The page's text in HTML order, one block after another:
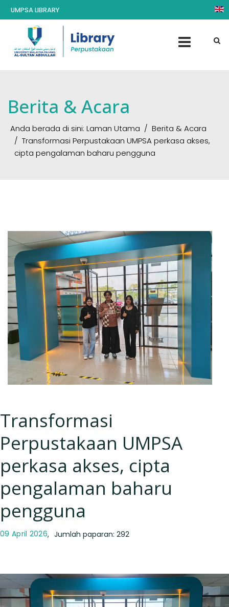
UMPSA LIBRARY
Berita & Acara
Anda berada di sini: Laman Utama
Berita & Acara
Transformasi Perpustakaan UMPSA perkasa akses,
cipta pengalaman baharu pengguna
Transformasi
Perpustakaan UMPSA
perkasa akses, cipta
pengalaman baharu
pengguna
09 April 2026 Jumlah paparan: 292